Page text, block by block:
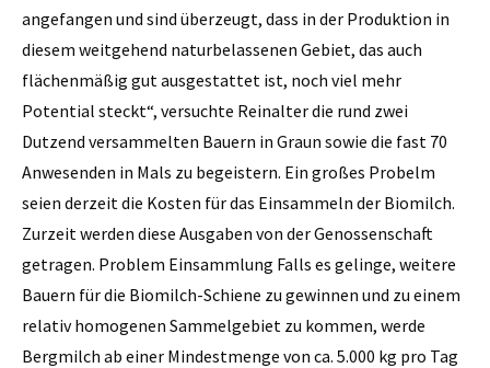
angefangen und sind überzeugt, dass in der Produktion in
diesem weitgehend naturbelassenen Gebiet, das auch
flächenmäßig gut ausgestattet ist, noch viel mehr
Potential steckt“, versuchte Reinalter die rund zwei
Dutzend versammelten Bauern in Graun sowie die fast 70
Anwesenden in Mals zu begeistern. Ein großes Probelm
seien derzeit die Kosten für das Einsammeln der Biomilch.
Zurzeit werden diese Ausgaben von der Genossenschaft
getragen. Problem Einsammlung Falls es gelinge, weitere
Bauern für die Biomilch-Schiene zu gewinnen und zu einem
relativ homogenen Sammelgebiet zu kommen, werde
Bergmilch ab einer Mindestmenge von ca. 5.000 kg pro Tag